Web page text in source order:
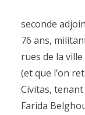
seconde
76 ans,
rues de la
(et que l’on
Civitas,
Farida